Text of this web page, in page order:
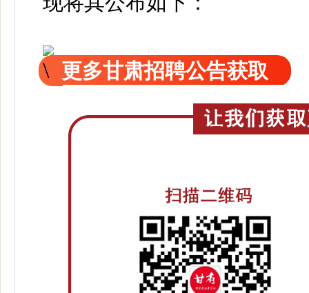
更多甘肃招聘公告获取